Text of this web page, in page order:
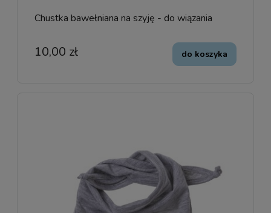
Chustka bawełniana na szyję - do wiązania
10,00 zł do koszyka